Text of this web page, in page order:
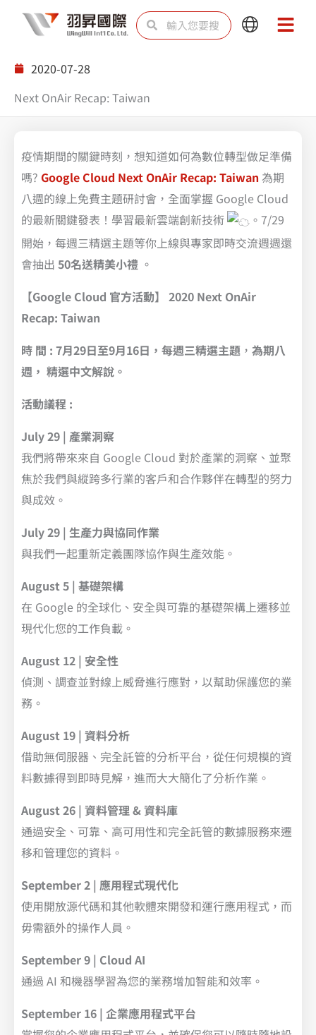
搜
尋 尋
Main
Main
2020-07-28
Next OnAir Recap: Taiwan
疫情期間的關鍵時刻，想知道如何為數位轉型做足準備
嗎? Google Cloud Next OnAir Recap: Taiwan 為期
八週的線上免費主題研討會，全面掌握 Google Cloud
的最新關鍵發表！學習最新雲端創新技術
。7/29
開始，每週三精選主題等你上線與專家即時交流週週還
會抽出 50名送精美小禮 。
【Google Cloud 官方活動】 2020 Next OnAir
Recap: Taiwan
時 間 : 7月29日至9月16日，每週三精選主題 ， 為期八
週， 精選中文解說。
活動議程 :
July 29 | 產業洞察
我們將帶來來自 Google Cloud 對於產業的洞察、並聚
焦於我們與縱跨多行業的客戶和合作夥伴在轉型的努力
與成效。
July 29 | 生產力與協同作業
與我們一起重新定義團隊協作與生產效能。
August 5 | 基礎架構
在 Google 的全球化、安全與可靠的基礎架構上遷移並
現代化您的工作負載。
August 12 | 安全性
偵測、調查並對線上威脅進行應對，以幫助保護您的業
務。
August 19 | 資料分析
借助無伺服器、完全託管的分析平台，從任何規模的資
料數據得到即時見解，進而大大簡化了分析作業。
August 26 | 資料管理 & 資料庫
通過安全、可靠、高可用性和完全託管的數據服務來遷
移和管理您的資料。
September 2 | 應用程式現代化
使用開放源代碼和其他軟體來開發和運行應用程式，而
毋需額外的操作人員。
September 9 | Cloud AI
通過 AI 和機器學習為您的業務增加智能和效率。
September 16 | 企業應用程式平台